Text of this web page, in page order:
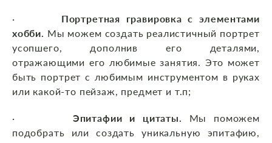
· Портретная гравировка с элементами
хобби. Мы можем создать реалистичный портрет
усопшего, дополнив его деталями,
отражающими его любимые занятия. Это может
быть портрет с любимым инструментом в руках
или какой-то пейзаж, предмет и т.п;
· Эпитафии и цитаты. Мы поможем
подобрать или создать уникальную эпитафию,